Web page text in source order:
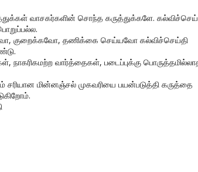
வாசகர்களின் சொந்த கருத்துக்களே.
குறைக்கவோ, தணிக்கை செய்யவோ கல்விச்செய்தி
நாகரிகமற்ற வார்த்தைகள், படைப்புக்கு
சரியான மின்னஞ்சல் முகவரியை பயன்படுத்தி கருத்தை